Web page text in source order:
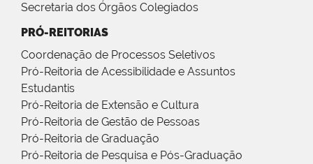
Secretaria dos Órgãos Colegiados
PRÓ-REITORIAS
Coordenação de Processos Seletivos
Pró-Reitoria de Acessibilidade e Assuntos
Estudantis
Pró-Reitoria de Extensão e Cultura
Pró-Reitoria de Gestão de Pessoas
Pró-Reitoria de Graduação
Pró-Reitoria de Pesquisa e Pós-Graduação